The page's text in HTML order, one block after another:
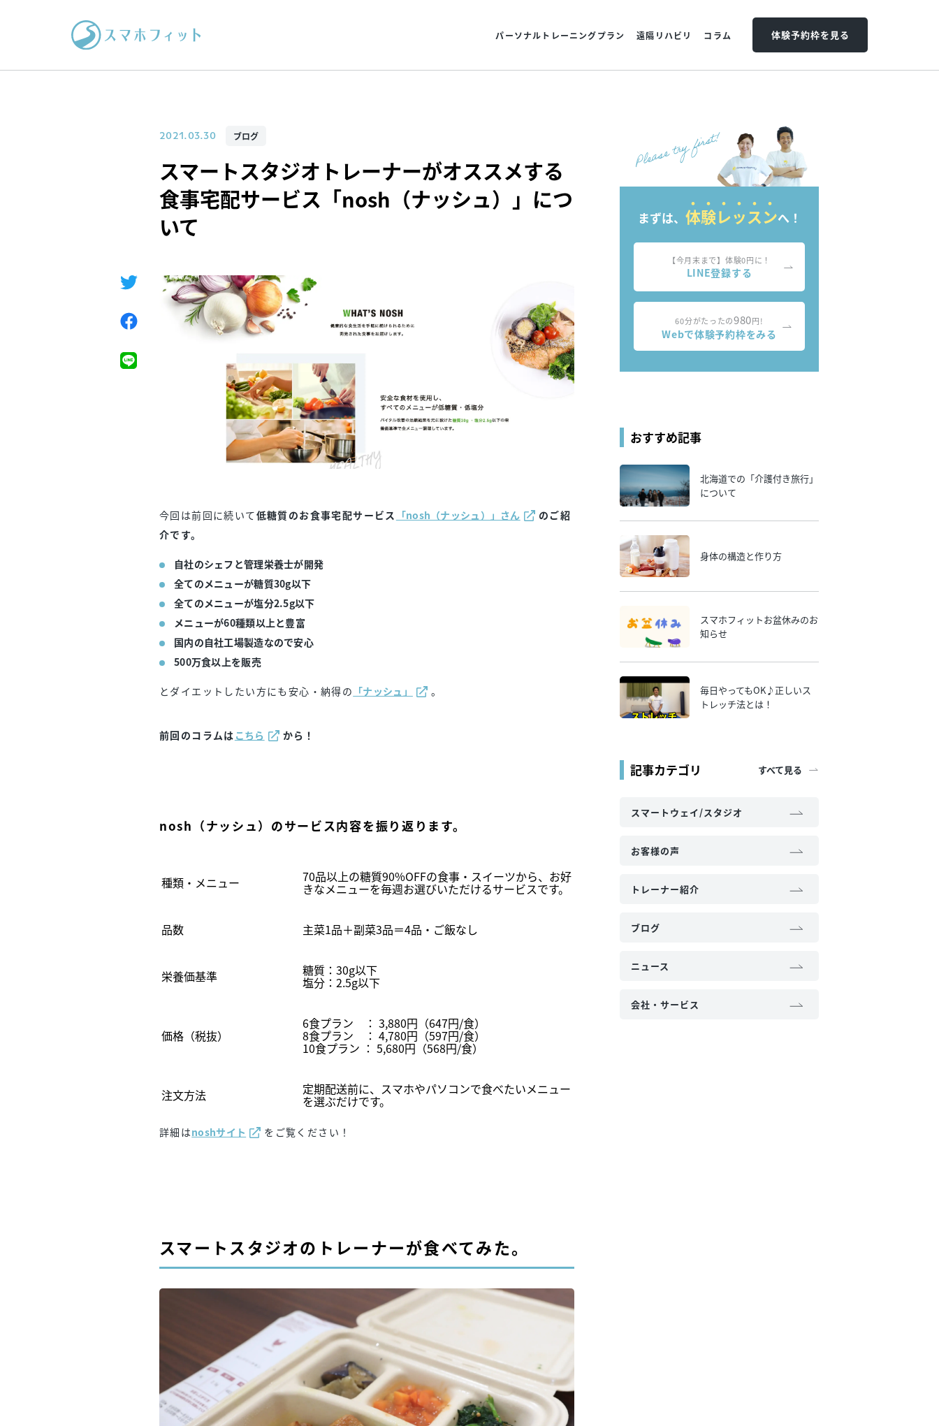
パーソナルトレーニングプラン 遠隔リハビリ コラム 体験予約枠を見る
2021.03.30 ブログ
スマートスタジオトレーナーがオススメする
食事宅配サービス「nosh（ナッシュ）」につ
いて
今回は前回に続いて低糖質のお食事宅配サービス 「nosh（ナッシュ）」さん
のご紹
介です。
自社のシェフと管理栄養士が開発
全てのメニューが糖質30g以下
全てのメニューが塩分2.5g以下
メニューが60種類以上と豊富
国内の自社工場製造なので安心
500万食以上を販売
とダイエットしたい方にも安心・納得の 「ナッシュ」 。
前回のコラムは こちら から！
nosh（ナッシュ）のサービス内容を振り返ります。
種類・メニュー 70品以上の糖質90%OFFの食事・スイーツから、お好
きなメニューを毎週お選びいただけるサービスです。
品数 主菜1品＋副菜3品＝4品・ご飯なし
栄養価基準 糖質：30g以下
塩分：2.5g以下
価格（税抜）
6食プラン ： 3,880円（647円/食）
8食プラン ： 4,780円（597円/食）
10食プラン ： 5,680円（568円/食）
注文方法 定期配送前に、スマホやパソコンで食べたいメニュー
を選ぶだけです。
詳細はnoshサイト をご覧ください！
スマートスタジオのトレーナーが食べてみた。
まずは、 体験レッスンへ！
【今月末まで】体験0円に！
LINE登録する
60分がたったの980円!
Webで体験予約枠をみる
おすすめ記事
北海道での「介護付き旅行」
について
身体の構造と作り方
スマホフィットお盆休みのお
知らせ
毎日やってもOK♪正しいス
トレッチ法とは！
記事カテゴリ すべて見る
スマートウェイ/スタジオ
お客様の声
トレーナー紹介
ブログ
ニュース
会社・サービス